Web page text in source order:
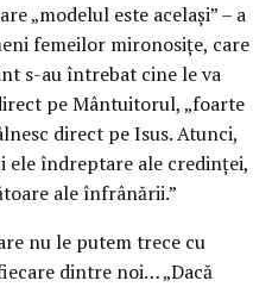
„modelul este același” – a
femeilor mironosițe, care
s-au întrebat cine le va
pe Mântuitorul, „foarte
direct pe Isus. Atunci,
ele îndreptare ale credinței,
ale înfrânării.”
nu le putem trece cu
dintre noi… „Dacă